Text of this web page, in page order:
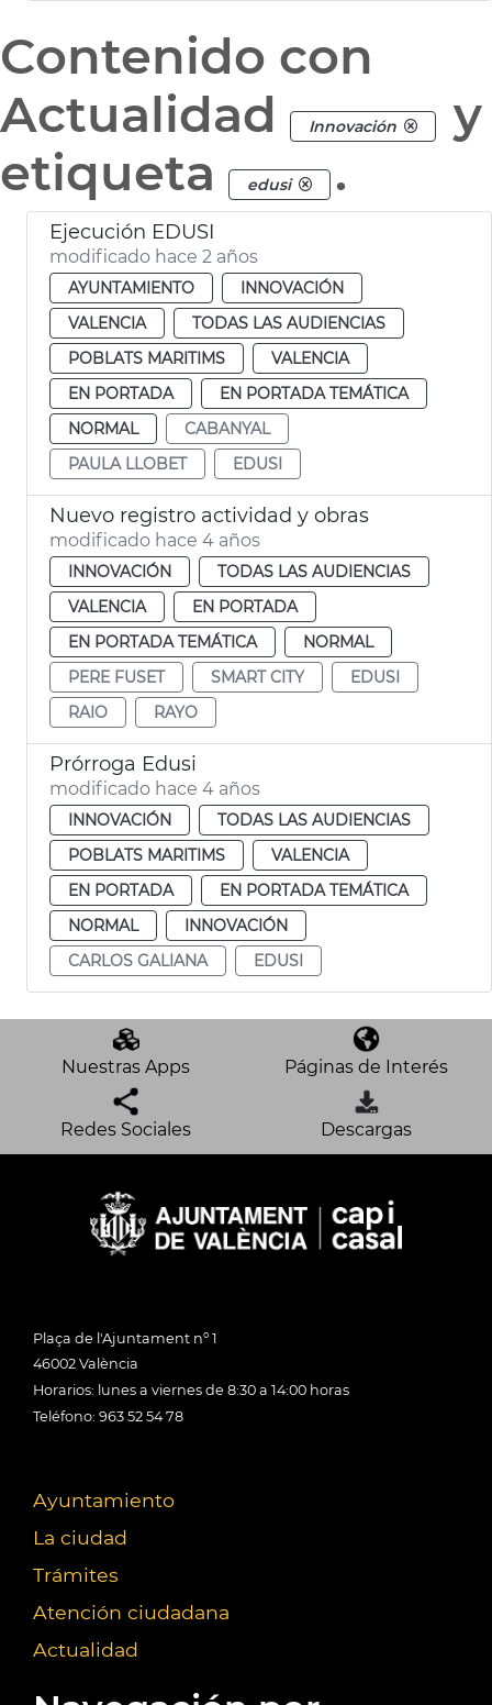
Contenido con
Actualidad
Innovación
y
etiqueta
edusi .
Ejecución EDUSI
modificado hace 2 años
AYUNTAMIENTO
INNOVACIÓN
VALENCIA
TODAS LAS AUDIENCIAS
POBLATS MARITIMS
VALENCIA
EN PORTADA
EN PORTADA TEMÁTICA
NORMAL
CABANYAL
PAULA LLOBET
EDUSI
Nuevo registro actividad y obras
modificado hace 4 años
INNOVACIÓN
TODAS LAS AUDIENCIAS
VALENCIA
EN PORTADA
EN PORTADA TEMÁTICA
NORMAL
PERE FUSET
SMART CITY
EDUSI
RAIO
RAYO
Prórroga Edusi
modificado hace 4 años
INNOVACIÓN
TODAS LAS AUDIENCIAS
POBLATS MARITIMS
VALENCIA
EN PORTADA
EN PORTADA TEMÁTICA
NORMAL
INNOVACIÓN
CARLOS GALIANA
EDUSI
Nuestras Apps Páginas de Interés
Redes Sociales Descargas
Plaça de l'Ajuntament nº 1
46002 València
Horarios: lunes a viernes de 8:30 a 14:00 horas
Teléfono: 963 52 54 78
Ayuntamiento
La ciudad
Trámites
Atención ciudadana
Actualidad